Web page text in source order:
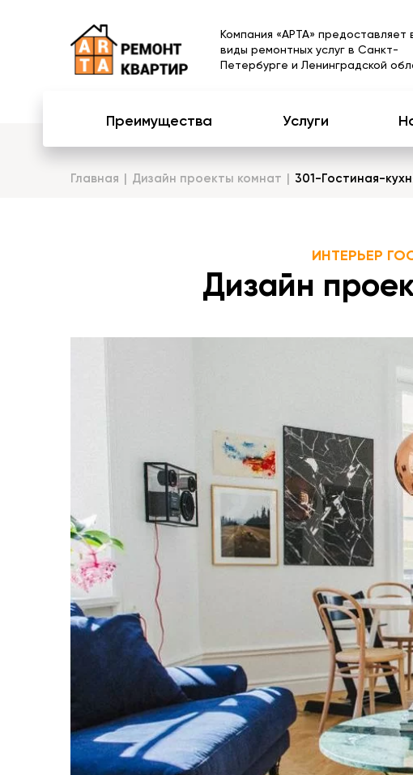
Компания «АРТА» предоставляет
виды ремонтных услуг в Санкт-
Петербурге и Ленинградской
Преимущества Услуги
Главная Дизайн проекты комнат 301-Гостиная-
ИНТЕРЬЕР
Дизайн